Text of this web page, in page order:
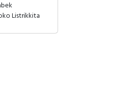
Listrikkita